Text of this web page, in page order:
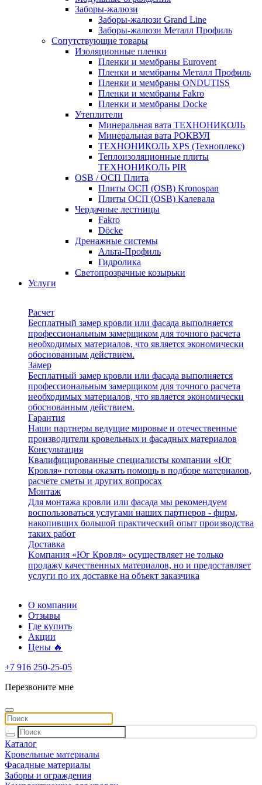
Заборы-жалюзи
Заборы-жалюзи Grand Line
Заборы-жалюзи Металл Профиль
Сопутствующие товары
Изоляционные пленки
Пленки и мембраны Eurovent
Пленки и мембраны Металл Профиль
Пленки и мембраны ONDUTISS
Пленки и мембраны Fakro
Пленки и мембраны Docke
Утеплители
Минеральная вата ТЕХНОНИКОЛЬ
Минеральная вата РОКВУЛ
ТЕХНОНИКОЛЬ XPS (Техноплекс)
Теплоизоляционные плиты
ТЕХНОНИКОЛЬ PIR
OSB / ОСП Плита
Плиты ОСП (OSB) Kronospan
Плиты ОСП (OSB) Калевала
Чердачные лестницы
Fakro
Döcke
Дренажные системы
Альта-Профиль
Гидролика
Светопрозрачные козырьки
Услуги
Расчет
Бесплатный замер кровли или фасада выполняется
профессиональным замерщиком для точного расчета
необходимых материалов, что является экономически
обоснованным действием.
Замер
Бесплатный замер кровли или фасада выполняется
профессиональным замерщиком для точного расчета
необходимых материалов, что является экономически
обоснованным действием.
Гарантия
Наши партнеры ведущие мировые и отечественные
производители кровельных и фасадных материалов
Консультация
Квалифицированные специалисты компании «Юг
Кровля» готовы оказать помощь в подборе материалов,
расчете сметы и других вопросах
Монтаж
Для монтажа кровли или фасада мы рекомендуем
воспользоваться услугами наших партнеров - фирм,
накопивших большой практический опыт производства
таких работ
Доставка
Kомпания «Юг Кровля» осуществляет не только
продажу качественных материалов, но и предоставляет
услуги по их доставке на объект заказчика
О компании
Отзывы
Где купить
Акции
Цены 🔥
+7 916 250-25-05
Перезвоните мне
Каталог
Кровельные материалы
Фасадные материалы
Заборы и ограждения